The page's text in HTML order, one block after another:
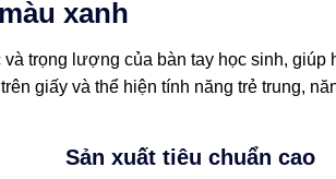
xanh
trọng lượng của bàn tay học sinh, giúp
giấy và thể hiện tính năng trẻ trung,
Sản xuất tiêu chuẩn cao